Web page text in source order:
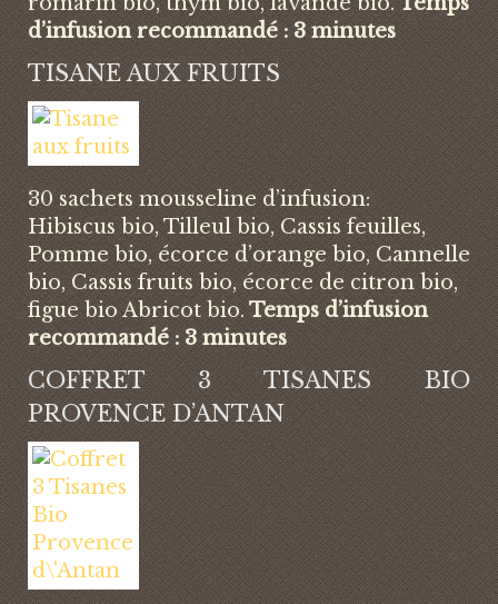
d’infusion recommandé : 3 minutes
TISANE AUX FRUITS
30 sachets mousseline d’infusion:
Hibiscus bio, Tilleul bio, Cassis feuilles,
Pomme bio, écorce d’orange bio, Cannelle
bio, Cassis fruits bio, écorce de citron bio,
figue bio Abricot bio.Temps d’infusion
recommandé : 3 minutes
COFFRET 3 TISANES BIO
PROVENCE D’ANTAN